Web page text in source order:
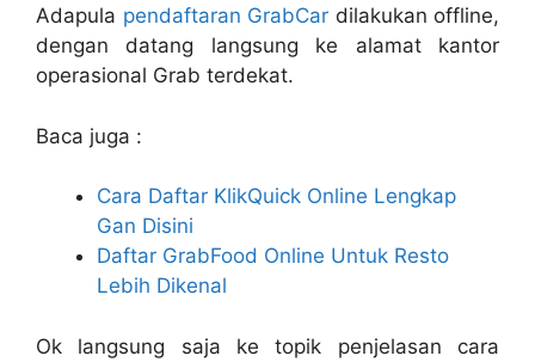
Adapula pendaftaran GrabCar dilakukan offline,
dengan datang langsung ke alamat kantor
operasional Grab terdekat.
Baca juga :
Cara Daftar KlikQuick Online Lengkap
Gan Disini
Daftar GrabFood Online Untuk Resto
Lebih Dikenal
Ok langsung saja ke topik penjelasan cara